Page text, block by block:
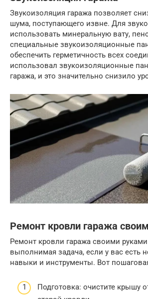
Звукоизоляция гаража позволяет
шума, поступающего извне. Для
использовать минеральную вату,
специальные звукоизоляционные
обеспечить герметичность всех
использовал звукоизоляционные
гаража, и это значительно снизило
Ремонт кровли гаража
Ремонт кровли гаража своими
выполнимая задача, если у вас есть
навыки и инструменты. Вот
Подготовка: очистите крышу